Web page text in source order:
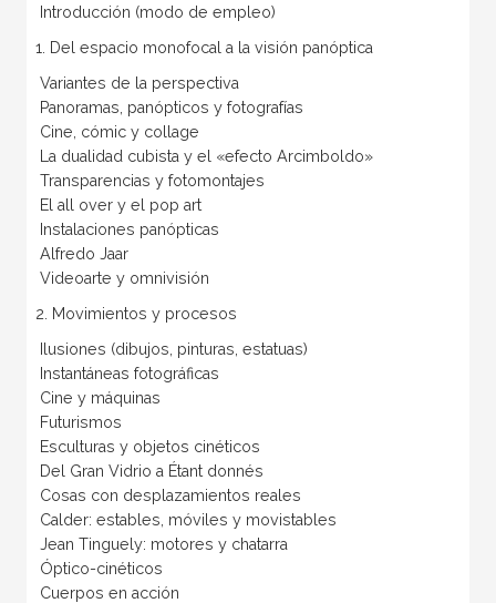
Introducción (modo de empleo)
1. Del espacio monofocal a la visión panóptica
Variantes de la perspectiva
Panoramas, panópticos y fotografías
Cine, cómic y collage
La dualidad cubista y el «efecto Arcimboldo»
Transparencias y fotomontajes
El all over y el pop art
Instalaciones panópticas
Alfredo Jaar
Videoarte y omnivisión
2. Movimientos y procesos
Ilusiones (dibujos, pinturas, estatuas)
Instantáneas fotográficas
Cine y máquinas
Futurismos
Esculturas y objetos cinéticos
Del Gran Vidrio a Étant donnés
Cosas con desplazamientos reales
Calder: estables, móviles y movistables
Jean Tinguely: motores y chatarra
Óptico-cinéticos
Cuerpos en acción